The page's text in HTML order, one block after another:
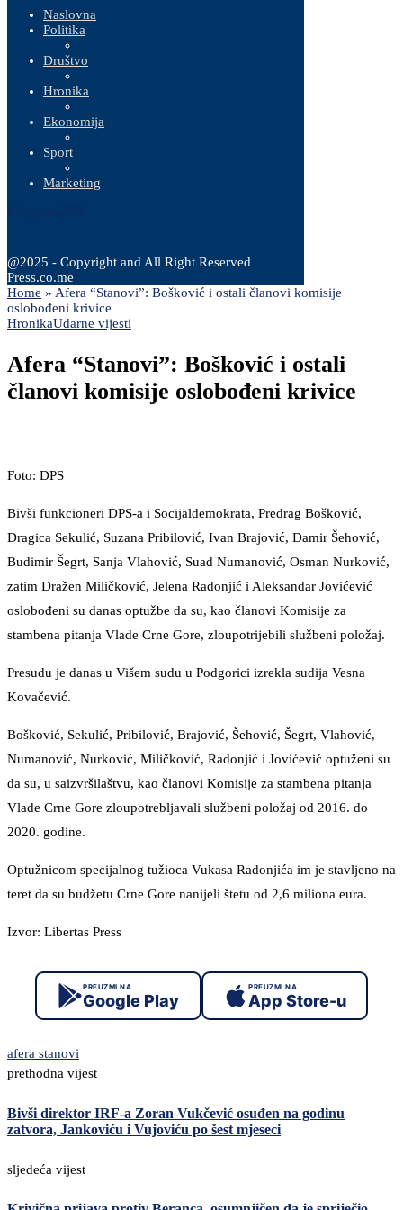
Naslovna
Politika
Društvo
Hronika
Ekonomija
Sport
Marketing
@2025 - Copyright and All Right Reserved
Press.co.me
Home » Afera “Stanovi”: Bošković i ostali članovi komisije
oslobođeni krivice
HronikaUdarne vijesti
Afera “Stanovi”: Bošković i ostali
članovi komisije oslobođeni krivice
Foto: DPS
Bivši funkcioneri DPS-a i Socijaldemokrata, Predrag Bošković,
Dragica Sekulić, Suzana Pribilović, Ivan Brajović, Damir Šehović,
Budimir Šegrt, Sanja Vlahović, Suad Numanović, Osman Nurković,
zatim Dražen Miličković, Jelena Radonjić i Aleksandar Jovićević
oslobođeni su danas optužbe da su, kao članovi Komisije za
stambena pitanja Vlade Crne Gore, zloupotrijebili službeni položaj.
Presudu je danas u Višem sudu u Podgorici izrekla sudija Vesna
Kovačević.
Bošković, Sekulić, Pribilović, Brajović, Šehović, Šegrt, Vlahović,
Numanović, Nurković, Miličković, Radonjić i Jovićević optuženi su
da su, u saizvršilaštvu, kao članovi Komisije za stambena pitanja
Vlade Crne Gore zloupotrebljavali službeni položaj od 2016. do
2020. godine.
Optužnicom specijalnog tužioca Vukasa Radonjića im je stavljeno na
teret da su budžetu Crne Gore nanijeli štetu od 2,6 miliona eura.
Izvor: Libertas Press
PREUZMI NA
Google Play
PREUZMI NA
App Store-u
afera stanovi
prethodna vijest
Bivši direktor IRF-a Zoran Vukčević osuđen na godinu
zatvora, Jankoviću i Vujoviću po šest mjeseci
sljedeća vijest